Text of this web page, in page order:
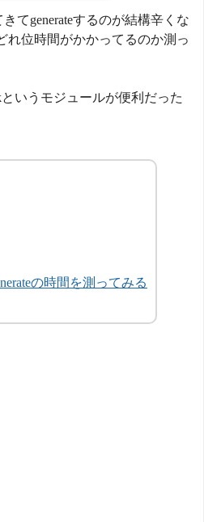
てgenerateするのが結構辛くな
れ位時間がかかってるのか測っ
いうモジュールが便利だった
の時間を測ってみる